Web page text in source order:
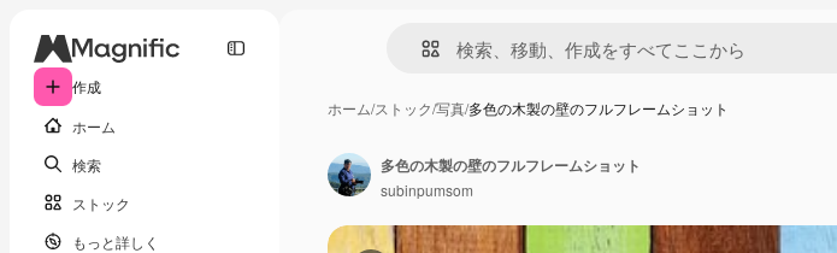
作成
ホーム
検索
ストック
もっと詳しく
ホーム/ストック/写真/多色の木製の壁のフルフレームショット
多色の木製の壁のフルフレームショット
subinpumsom